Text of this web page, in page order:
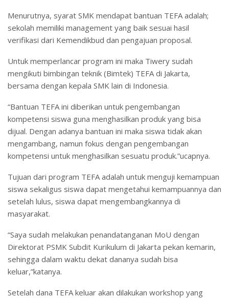
Menurutnya, syarat SMK mendapat bantuan TEFA adalah;
sekolah memiliki management yang baik sesuai hasil
verifikasi dari Kemendikbud dan pengajuan proposal.
Untuk memperlancar program ini maka Tiwery sudah
mengikuti bimbingan teknik (Bimtek) TEFA di Jakarta,
bersama dengan kepala SMK lain di Indonesia.
“Bantuan TEFA ini diberikan untuk pengembangan
kompetensi siswa guna menghasilkan produk yang bisa
dijual. Dengan adanya bantuan ini maka siswa tidak akan
mengambang, namun fokus dengan pengembangan
kompetensi untuk menghasilkan sesuatu produk.”ucapnya.
Tujuan dari program TEFA adalah untuk menguji kemampuan
siswa sekaligus siswa dapat mengetahui kemampuannya dan
setelah lulus, siswa dapat mengembangkannya di
masyarakat.
“Saya sudah melakukan penandatanganan MoU dengan
Direktorat PSMK Subdit Kurikulum di Jakarta pekan kemarin,
sehingga dalam waktu dekat dananya sudah bisa
keluar,”katanya.
Setelah dana TEFA keluar akan dilakukan workshop yang